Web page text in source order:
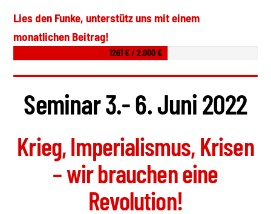
Lies den Funke, unterstütz uns mit einem
monatlichen Beitrag!
1261 € / 2.000 €
Seminar 3.- 6. Juni 2022
Krieg, Imperialismus, Krisen
– wir brauchen eine
Revolution!